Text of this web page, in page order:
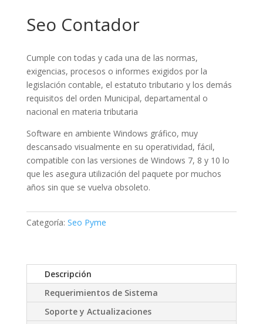
Seo Contador
Cumple con todas y cada una de las normas,
exigencias, procesos o informes exigidos por la
legislación contable, el estatuto tributario y los demás
requisitos del orden Municipal, departamental o
nacional en materia tributaria
Software en ambiente Windows gráfico, muy
descansado visualmente en su operatividad, fácil,
compatible con las versiones de Windows 7, 8 y 10 lo
que les asegura utilización del paquete por muchos
años sin que se vuelva obsoleto.
Categoría: Seo Pyme
Descripción
Requerimientos de Sistema
Soporte y Actualizaciones